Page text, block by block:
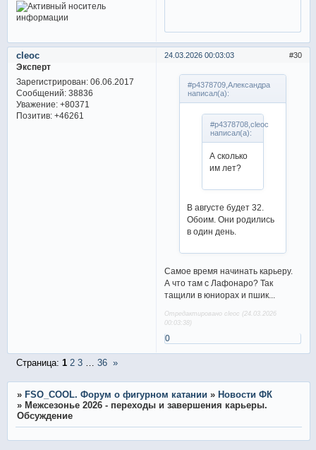
30
24.03.2026 00:03:03
cleoc
Эксперт
Зарегистрирован: 06.06.2017
Сообщений:38836
Уважение: +80371
Позитив: +46261
#p4378709,Александра
написал(а):
#p4378708,cleoc
написал(а):
А сколько
им лет?
В августе будет 32.
Обоим. Они родились
в один день.
Самое время начинать карьеру.
А что там с Лафонаро? Так
тащили в юниорах и пшик...
Отредактировано cleoc (24.03.2026
00:03:38)
0
Страница: 1 2 3 … 36 »
» FSO_COOL. Форум о фигурном катании » Новости ФК
» Межсезонье 2026 - переходы и завершения карьеры.
Обсуждение